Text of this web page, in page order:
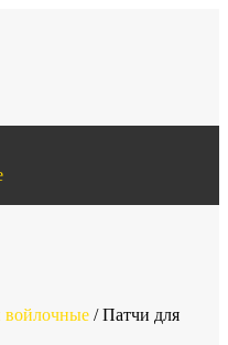
войлочные / Патчи для